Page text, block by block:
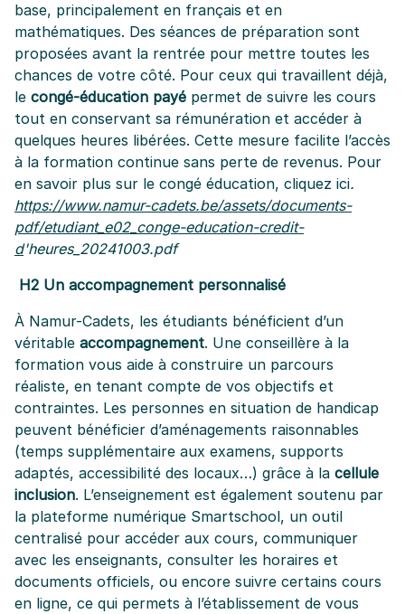
base, principalement en français et en
mathématiques. Des séances de préparation sont
proposées avant la rentrée pour mettre toutes les
chances de votre côté. Pour ceux qui travaillent déjà,
le congé-éducation payé permet de suivre les cours
tout en conservant sa rémunération et accéder à
quelques heures libérées. Cette mesure facilite l’accès
à la formation continue sans perte de revenus. Pour
en savoir plus sur le congé éducation, cliquez ici.
https://www.namur-cadets.be/assets/documents-
pdf/etudiant_e02_conge-education-credit-
d'heures_20241003.pdf
H2 Un accompagnement personnalisé
À Namur-Cadets, les étudiants bénéficient d’un
véritable accompagnement. Une conseillère à la
formation vous aide à construire un parcours
réaliste, en tenant compte de vos objectifs et
contraintes. Les personnes en situation de handicap
peuvent bénéficier d’aménagements raisonnables
(temps supplémentaire aux examens, supports
adaptés, accessibilité des locaux…) grâce à la cellule
inclusion. L’enseignement est également soutenu par
la plateforme numérique Smartschool, un outil
centralisé pour accéder aux cours, communiquer
avec les enseignants, consulter les horaires et
documents officiels, ou encore suivre certains cours
en ligne, ce qui permets à l’établissement de vous